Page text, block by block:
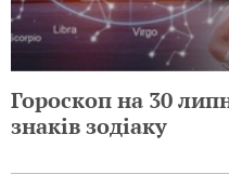
Гороскоп на 30
знаків зодіаку